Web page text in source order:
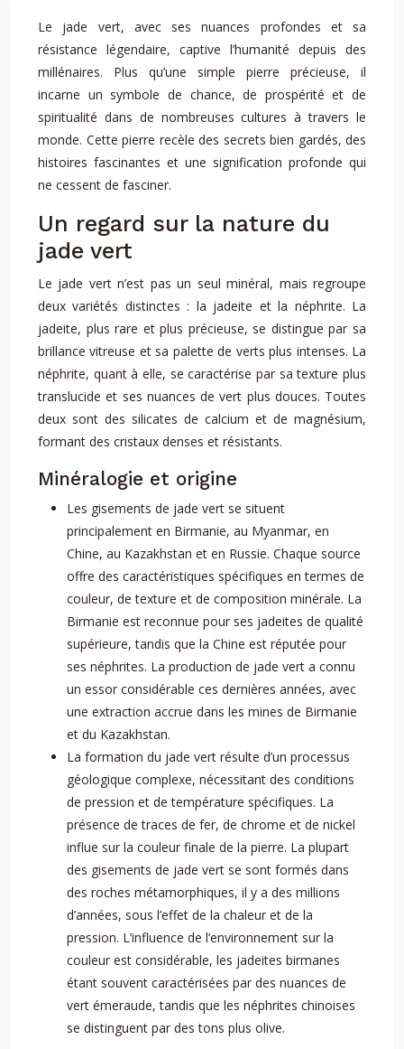
Le jade vert, avec ses nuances profondes et sa
résistance légendaire, captive l’humanité depuis des
millénaires. Plus qu’une simple pierre précieuse, il
incarne un symbole de chance, de prospérité et de
spiritualité dans de nombreuses cultures à travers le
monde. Cette pierre recèle des secrets bien gardés, des
histoires fascinantes et une signification profonde qui
ne cessent de fasciner.
Un regard sur la nature du
jade vert
Le jade vert n’est pas un seul minéral, mais regroupe
deux variétés distinctes : la jadeite et la néphrite. La
jadeite, plus rare et plus précieuse, se distingue par sa
brillance vitreuse et sa palette de verts plus intenses. La
néphrite, quant à elle, se caractérise par sa texture plus
translucide et ses nuances de vert plus douces. Toutes
deux sont des silicates de calcium et de magnésium,
formant des cristaux denses et résistants.
Minéralogie et origine
Les gisements de jade vert se situent
principalement en Birmanie, au Myanmar, en
Chine, au Kazakhstan et en Russie. Chaque source
offre des caractéristiques spécifiques en termes de
couleur, de texture et de composition minérale. La
Birmanie est reconnue pour ses jadeites de qualité
supérieure, tandis que la Chine est réputée pour
ses néphrites. La production de jade vert a connu
un essor considérable ces dernières années, avec
une extraction accrue dans les mines de Birmanie
et du Kazakhstan.
La formation du jade vert résulte d’un processus
géologique complexe, nécessitant des conditions
de pression et de température spécifiques. La
présence de traces de fer, de chrome et de nickel
influe sur la couleur finale de la pierre. La plupart
des gisements de jade vert se sont formés dans
des roches métamorphiques, il y a des millions
d’années, sous l’effet de la chaleur et de la
pression. L’influence de l’environnement sur la
couleur est considérable, les jadeites birmanes
étant souvent caractérisées par des nuances de
vert émeraude, tandis que les néphrites chinoises
se distinguent par des tons plus olive.